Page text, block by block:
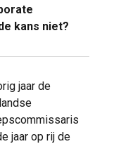
kans niet?
jaar de
jaar op rij de